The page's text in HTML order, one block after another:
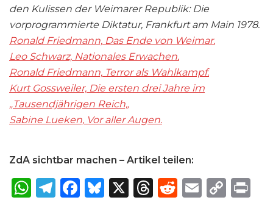
den Kulissen der Weimarer Republik: Die
vorprogrammierte Diktatur, Frankfurt am Main 1978.
Ronald Friedmann, Das Ende von Weimar.
Leo Schwarz, Nationales Erwachen.
Ronald Friedmann, Terror als Wahlkampf.
Kurt Gossweiler, Die ersten drei Jahre im
„Tausendjährigen Reich„
Sabine Lueken, Vor aller Augen.
ZdA sichtbar machen – Artikel teilen:
W T
F
B X
T
R
E
C